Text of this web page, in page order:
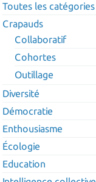
Toutes les catégories
Crapauds
Collaboratif
Cohortes
Outillage
Diversité
Démocratie
Enthousiasme
Écologie
Education